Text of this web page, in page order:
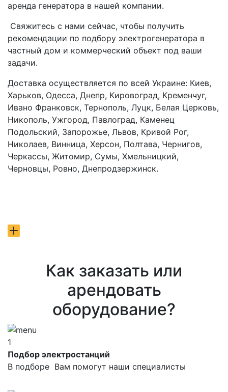
аренда генератора в нашей компании.
Свяжитесь с нами сейчас, чтобы получить
рекомендации по подбору электрогенератора в
частный дом и коммерческий объект под ваши
задачи.
Доставка осуществляется по всей Украине: Киев,
Харьков, Одесса, Днепр, Кировоград, Кременчуг,
Ивано Франковск, Тернополь, Луцк, Белая Церковь,
Никополь, Ужгород, Павлоград, Каменец
Подольский, Запорожье, Львов, Кривой Рог,
Николаев, Винница, Херсон, Полтава, Чернигов,
Черкассы, Житомир, Сумы, Хмельницкий,
Черновцы, Ровно, Днепродзержинск.
Как заказать или
арендовать
оборудование?
1
Подбор электростанций
В подборе Вам помогут наши специалисты